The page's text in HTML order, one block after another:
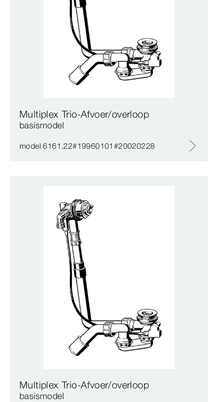
Multiplex Trio-Afvoer/overloop
basismodel
model 6161.22#19960101#20020228
Multiplex Trio-Afvoer/overloop
basismodel